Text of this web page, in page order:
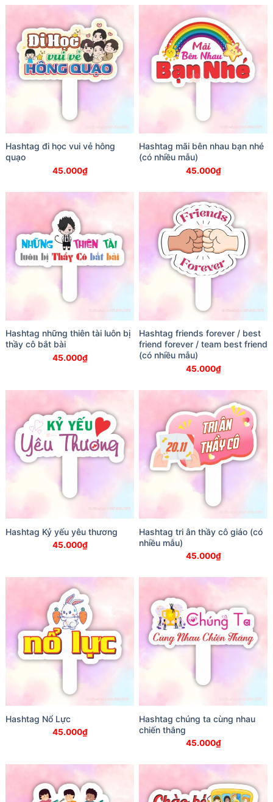
Hashtag đi học vui vẻ hông
quạo
45.000₫
Hashtag mãi bên nhau bạn nhé
(có nhiều mẫu)
45.000₫
Hashtag những thiên tài luôn bị
thầy cô bắt bài
45.000₫
Hashtag friends forever / best
friend forever / team best friend
(có nhiều mẫu)
45.000₫
Hashtag Kỷ yếu yêu thương
45.000₫
Hashtag tri ân thầy cô giáo (có
nhiều mẫu)
45.000₫
Hashtag Nổ Lực
45.000₫
Hashtag chúng ta cùng nhau
chiến thắng
45.000₫